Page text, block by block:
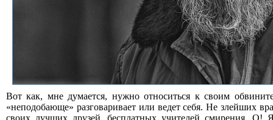
Вот как, мне думается, нужно относиться к своим
«неподобающе» разговаривает или ведет себя. Не злейших
своих лучших друзей, бесплатных учителей смирения. О!